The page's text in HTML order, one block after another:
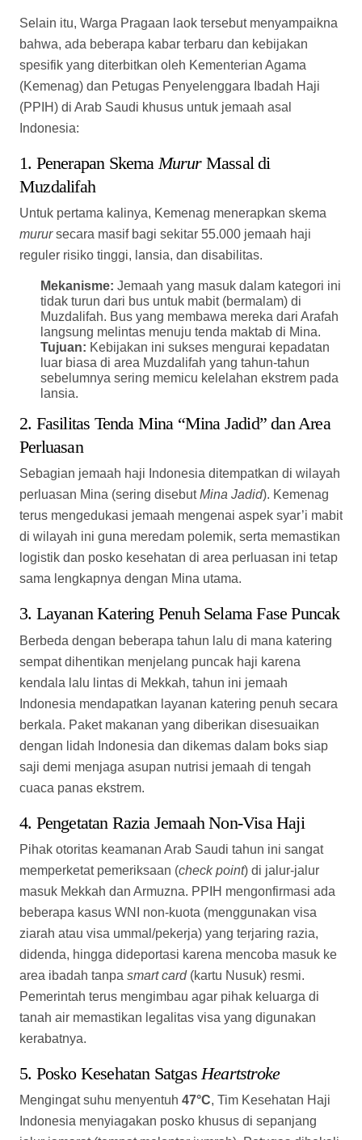
Untuk pertama kalinya, Kemenag menerapkan skema
murursecara masif bagi sekitar 55.000 jemaah haji
reguler risiko tinggi, lansia, dan disabilitas.
Mekanisme:Jemaah yang masuk dalam kategori ini
Muzdalifah. Bus yang membawa mereka dari Arafah
Tujuan:Kebijakan ini sukses mengurai kepadatan
luar biasa di area Muzdalifah yang tahun-tahun
sebelumnya sering memicu kelelahan ekstrem pada
lansia.
2. Fasilitas Tenda Mina “Mina Jadid” dan Area
Perluasan
Sebagian jemaah haji Indonesia ditempatkan di wilayah
perluasan Mina (sering disebutMina Jadid). Kemenag
terus mengedukasi jemaah mengenai aspek syar’i mabit
di wilayah ini guna meredam polemik, serta memastikan
logistik dan posko kesehatan di area perluasan ini tetap
sama lengkapnya dengan Mina utama.
3. Layanan Katering Penuh Selama Fase Puncak
sempat dihentikan menjelang puncak haji karena
kendala lalu lintas di Mekkah, tahun ini jemaah
Indonesia mendapatkan layanan katering penuh secara
berkala. Paket makanan yang diberikan disesuaikan
dengan lidah Indonesia dan dikemas dalam boks siap
saji demi menjaga asupan nutrisi jemaah di tengah
cuaca panas ekstrem.
4. Pengetatan Razia Jemaah Non-Visa Haji
Pihak otoritas keamanan Arab Saudi tahun ini sangat
memperketat pemeriksaan (check point ) di jalur-jalur
masuk Mekkah dan Armuzna. PPIH mengonfirmasi ada
beberapa kasus WNI non-kuota (menggunakan visa
ziarah atau visa ummal/pekerja) yang terjaring razia,
didenda, hingga dideportasi karena mencoba masuk ke
area ibadah tanpasmart card
Pemerintah terus mengimbau agar pihak keluarga di
tanah air memastikan legalitas visa yang digunakan
kerabatnya.
5. Posko Kesehatan SatgasHeartstroke
Mengingat suhu menyentuh47°C, Tim Kesehatan Haji
Indonesia menyiagakan posko khusus di sepanjang
jalur jamarat (tempat melontar jumrah). Petugas dibekali
dengan alat penyemprot air (water sprayer) portable,
oralit, dan cairan hidrasi untuk langsung dibagikan
kepada jemaah Indonesia yang terlihat mulai kelelahan
saat berjalan kaki.
BERITA
Dari Muzdalifah, Kader NU Pragaan